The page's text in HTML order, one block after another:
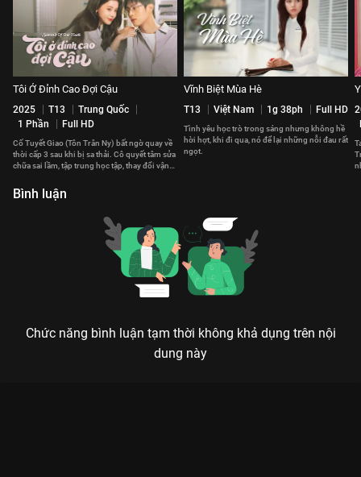
Tôi Ở Đỉnh Cao Đợi Cậu
2025 T13
Trung Quốc
1 Phần
Full HD
Cố Tuyết Giao (Tôn Trân Ny) bất ngờ quay về
thời cấp 3 sau khi bị sa thải. Cô quyết tâm sửa
chữa sai lầm, tập trung học tập, thay đổi vận
Vĩnh Biệt Mùa Hè
T13 Việt Nam 1g 38ph Full HD
Tình yêu học trò trong sáng nhưng không hề
hời hợt, khi đi qua, nó để lại những nỗi đau rất
ngọt.
Bình luận
Chức năng bình luận tạm thời không khả dụng trên nội
dung này